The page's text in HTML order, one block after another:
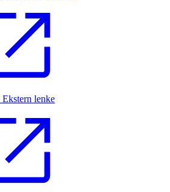
Ekstern lenke